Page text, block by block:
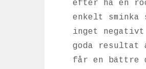
efter ha en
enkelt
inget negativt
goda resultat
får en bättre